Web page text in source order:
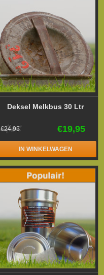
Deksel Melkbus 30 Ltr
€19,95
€24,95
IN WINKELWAGEN